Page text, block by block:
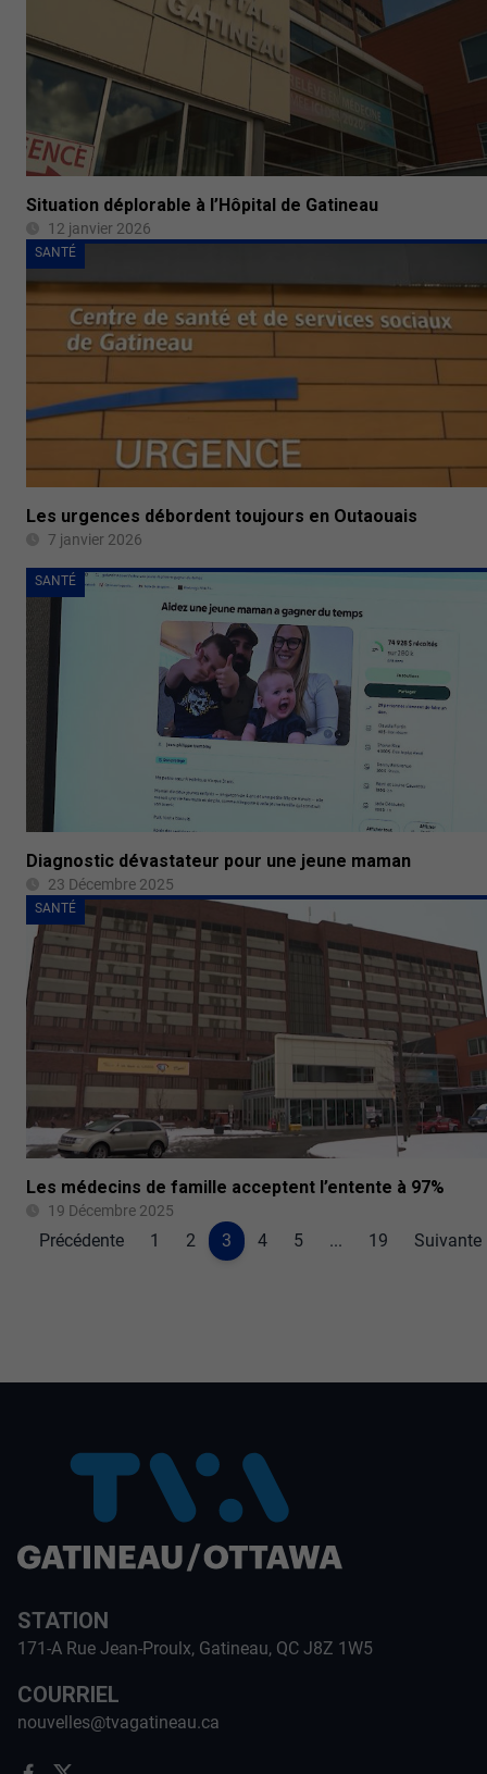
Situation déplorable à l’Hôpital de Gatineau
12 janvier 2026
SANTÉ
Les urgences débordent toujours en Outaouais
7 janvier 2026
SANTÉ
Diagnostic dévastateur pour une jeune maman
23 Décembre 2025
SANTÉ
Les médecins de famille acceptent l’entente à 97%
19 Décembre 2025
Précédente 1 2 3 4 5 ... 19 Suivante
STATION
171-A Rue Jean-Proulx, Gatineau, QC J8Z 1W5
COURRIEL
nouvelles@tvagatineau.ca